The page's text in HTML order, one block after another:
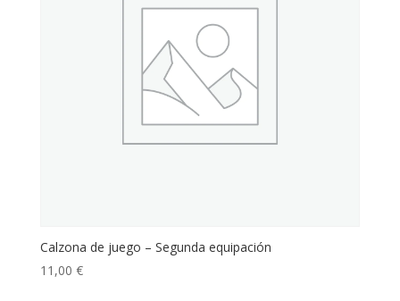
Calzona de juego – Segunda equipación
11,00 €